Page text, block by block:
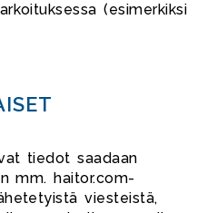
(esimerkiksi
tiedot saadaan
mm. haitor.com-
viesteistä,